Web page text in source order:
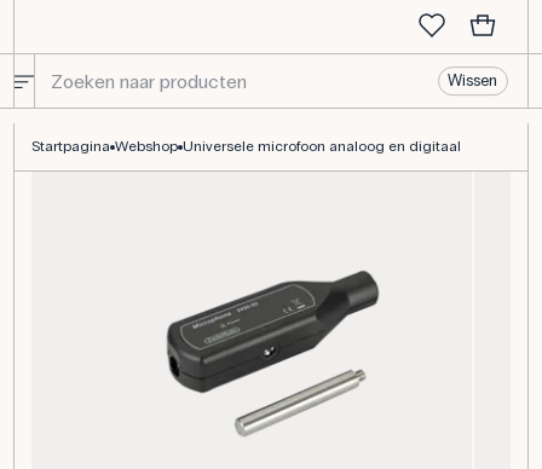
Wissen
Startpagina Webshop Universele microfoon analoog en digitaal